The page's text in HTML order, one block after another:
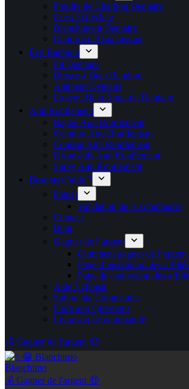
Poudre de Charbon Dentaire
Crest 3D White
Blanchiment Dentaire
Dentifrice Blanchissant
Eco Bambou
Fil Dentaire
Brosse à Dent Bambou
Aligneur Dentaire
Protège Dent Appareil Dentaire
Anti Ronflement
Bague Anti Ronflement
Ceinture Anti-Ronflement
Coussin Anti Ronflement
Dispositifs Anti Ronflement
Spray Anti Ronflement
Besoins d’aide ?
Panier
Validation de la commande
Contact
Blog
Gagner de l’argent
Comment gagner de l’argent
Page d’inscription des affiliés
Page de connexion des
Aide à choisir
Suivre ma Commande
Foire aux Questions
Livraison de commande
💰 Gagner de l'argent 🤑
Blanchimo
💰 Gagner de l'argent 🤑